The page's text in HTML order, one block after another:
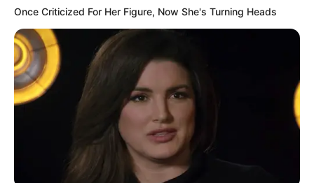
Once Criticized For Her Figure, Now She's Turning Heads